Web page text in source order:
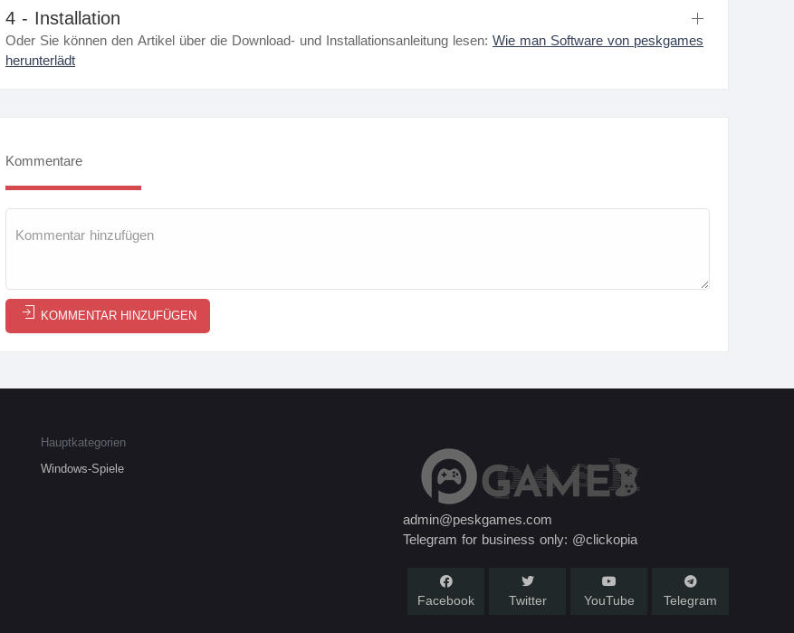
4 - Installation
Oder Sie können den Artikel über die Download- und Installationsanleitung lesen: Wie man Software von peskgames
herunterlädt
Kommentare
KOMMENTAR HINZUFÜGEN
Hauptkategorien
Windows-Spiele
admin@peskgames.com
Telegram for business only: @clickopia
Facebook Twitter YouTube Telegram